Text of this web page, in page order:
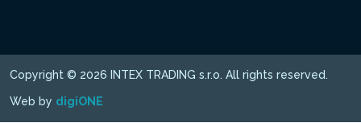
Copyright © 2026 INTEX TRADING s.r.o. All rights reserved.
Web by digiONE